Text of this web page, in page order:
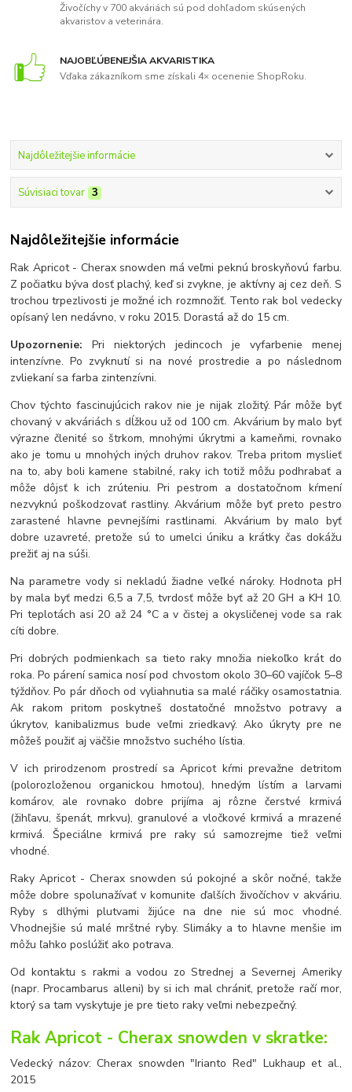
Živočíchy v 700 akváriách sú pod dohľadom skúsených
akvaristov a veterinára.
NAJOBĽÚBENEJŠIA AKVARISTIKA
Vďaka zákazníkom sme získali 4× ocenenie ShopRoku.
Najdôležitejšie informácie
Súvisiaci tovar 3
Najdôležitejšie informácie
Rak Apricot - Cherax snowden má veľmi peknú broskyňovú farbu.
Z počiatku býva dosť plachý, keď si zvykne, je aktívny aj cez deň. S
trochou trpezlivosti je možné ich rozmnožiť. Tento rak bol vedecky
opísaný len nedávno, v roku 2015. Dorastá až do 15 cm.
Upozornenie:Pri niektorých jedincoch je vyfarbenie menej
intenzívne. Po zvyknutí si na nové prostredie a po následnom
zvliekaní sa farba zintenzívni.
Chov týchto fascinujúcich rakov nie je nijak zložitý. Pár môže byť
chovaný v akváriách s dĺžkou už od 100 cm. Akvárium by malo byť
výrazne členité so štrkom, mnohými úkrytmi a kameňmi, rovnako
ako je tomu u mnohých iných druhov rakov. Treba pritom myslieť
na to, aby boli kamene stabilné, raky ich totiž môžu podhrabať a
môže dôjsť k ich zrúteniu. Pri pestrom a dostatočnom kŕmení
nezvyknú poškodzovať rastliny. Akvárium môže byť preto pestro
zarastené hlavne pevnejšími rastlinami. Akvárium by malo byť
dobre uzavreté, pretože sú to umelci úniku a krátky čas dokážu
prežiť aj na súši.
Na parametre vody si nekladú žiadne veľké nároky. Hodnota pH
by mala byť medzi 6,5 a 7,5, tvrdosť môže byť až 20 GH a KH 10.
Pri teplotách asi 20 až 24 °C a v čistej a okysličenej vode sa rak
cíti dobre.
Pri dobrých podmienkach sa tieto raky množia niekoľko krát do
roka. Po párení samica nosí pod chvostom okolo 30–⁠60 vajíčok 5–⁠8
týždňov. Po pár dňoch od vyliahnutia sa malé ráčiky osamostatnia.
Ak rakom pritom poskytneš dostatočné množstvo potravy a
úkrytov, kanibalizmus bude veľmi zriedkavý. Ako úkryty pre ne
môžeš použiť aj väčšie množstvo suchého lístia.
V ich prirodzenom prostredí sa Apricot kŕmi prevažne detritom
(polorozloženou organickou hmotou), hnedým lístím a larvami
komárov, ale rovnako dobre prijíma aj rôzne čerstvé krmivá
(žihľavu, špenát, mrkvu), granulové a vločkové krmivá a mrazené
krmivá. Špeciálne krmivá pre raky sú samozrejme tiež veľmi
vhodné.
Raky Apricot - Cherax snowden sú pokojné a skôr nočné, takže
môže dobre spolunažívať v komunite ďalších živočíchov v akváriu.
Ryby s dlhými plutvami žijúce na dne nie sú moc vhodné.
Vhodnejšie sú malé mrštné ryby. Slimáky a to hlavne menšie im
môžu ľahko poslúžiť ako potrava.
Od kontaktu s rakmi a vodou zo Strednej a Severnej Ameriky
(napr. Procambarus alleni) by si ich mal chrániť, pretože račí mor,
ktorý sa tam vyskytuje je pre tieto raky veľmi nebezpečný.
Rak Apricot - Cherax snowden v skratke:
Vedecký názov: Cherax snowden "Irianto Red" Lukhaup et al.,
2015